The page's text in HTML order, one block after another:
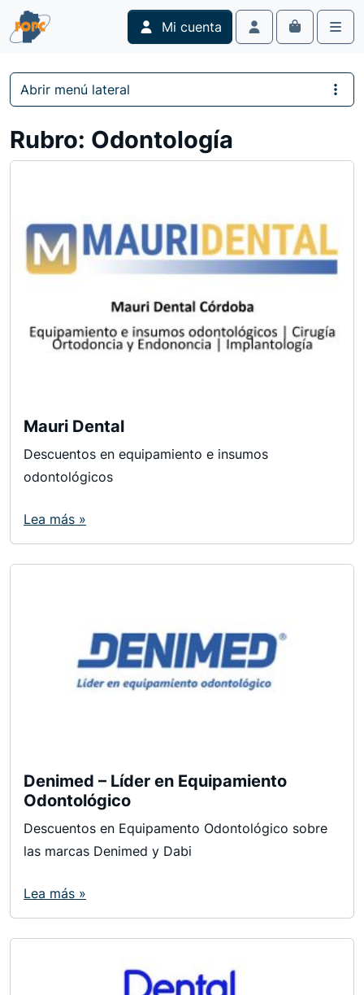
Skip to content
Skip to footer
Mi cuenta
Account
Cart
Rubro: Odontología
Mauri Dental
Descuentos en equipamiento e insumos
odontológicos
Lea más »
Denimed – Líder en Equipamiento
Odontológico
Descuentos en Equipamento Odontológico sobre
las marcas Denimed y Dabi
Lea más »
Abrir menú lateral